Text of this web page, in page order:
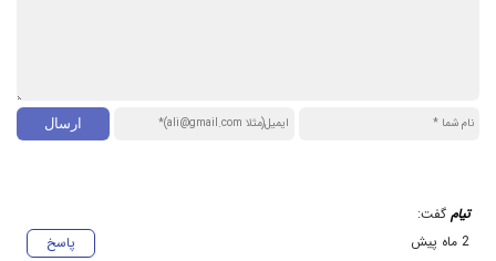
تیام گفت:
پاسخ
2 ماه پیش